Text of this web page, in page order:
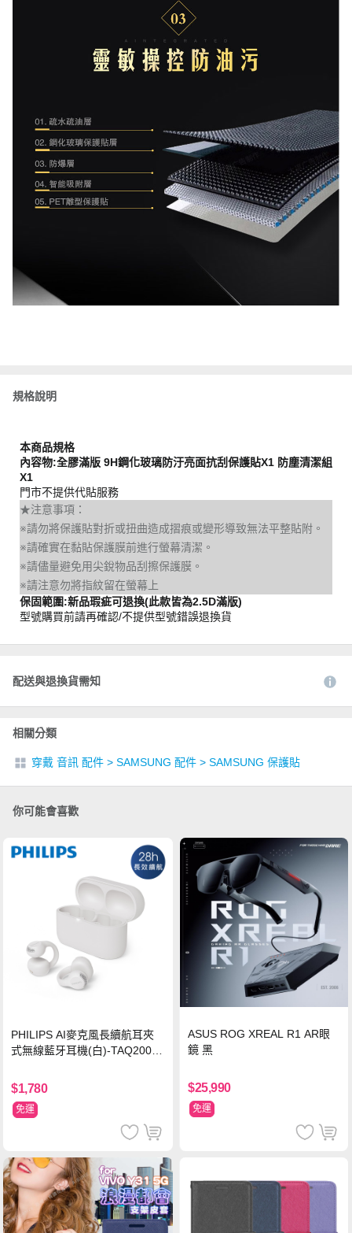
規格說明
本商品規格
內容物:全膠滿版 9H鋼化玻璃防汙亮面抗刮保護貼X1 防塵清潔組
X1
門市不提供代貼服務
★注意事項：
※請勿將保護貼對折或扭曲造成摺痕或變形導致無法平整貼附。
※請確實在黏貼保護膜前進行螢幕清潔。
※請儘量避免用尖銳物品刮擦保護膜。
※請注意勿將指紋留在螢幕上
保固範圍:新品瑕疵可退換(此款皆為2.5D滿版)
型號購買前請再確認/不提供型號錯誤退換貨
配送與退換貨需知
相關分類
穿戴 音訊 配件 > SAMSUNG 配件 > SAMSUNG 保護貼
你可能會喜歡
PHILIPS AI麥克風長續航耳夾
式無線藍牙耳機(白)-TAQ2000
$1,780
免運
ASUS ROG XREAL R1 AR眼
鏡 黑
$25,990
免運